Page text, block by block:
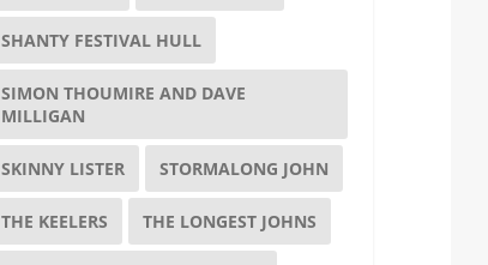
SHANTY FESTIVAL HULL
SIMON THOUMIRE AND DAVE
MILLIGAN
SKINNY LISTER STORMALONG JOHN
THE KEELERS THE LONGEST JOHNS